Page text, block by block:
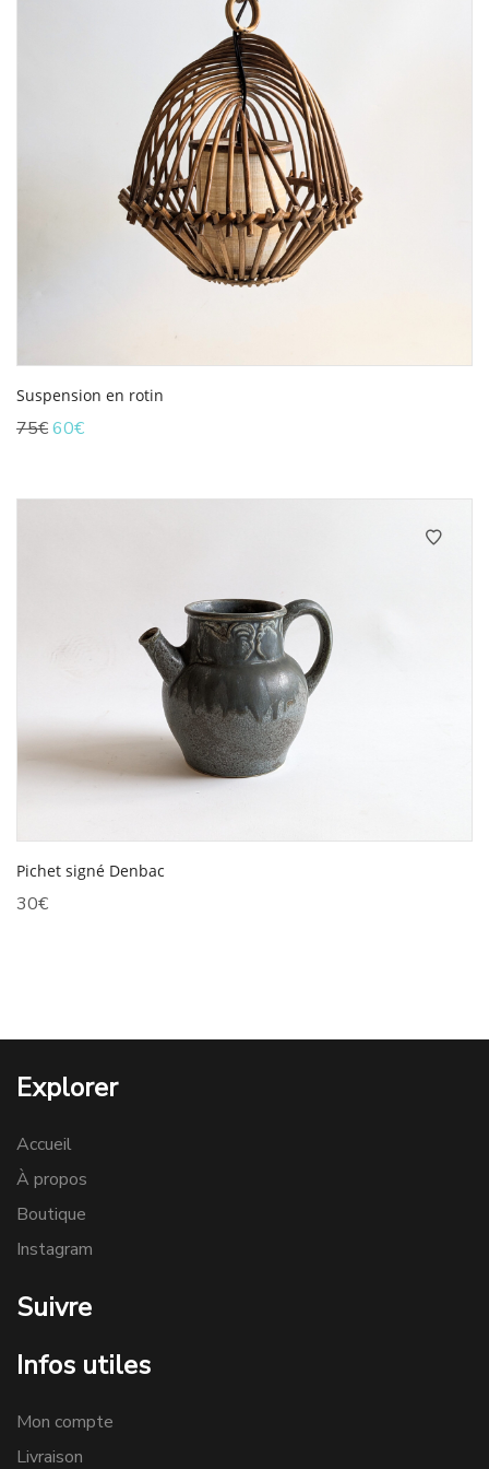
Suspension en rotin
75€Le
était :
60€Le
est :
Pichet signé Denbac
30€
Explorer
Accueil
À propos
Boutique
Instagram
Suivre
Infos utiles
Mon compte
Livraison